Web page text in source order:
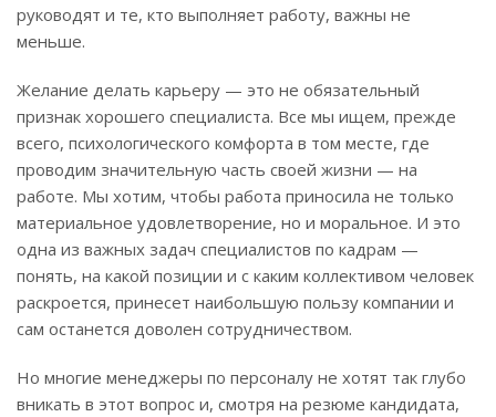
руководят и те, кто выполняет работу, важны не
меньше.
Желание делать карьеру — это не обязательный
признак хорошего специалиста. Все мы ищем, прежде
всего, психологического комфорта в том месте, где
проводим значительную часть своей жизни — на
работе. Мы хотим, чтобы работа приносила не только
материальное удовлетворение, но и моральное. И это
одна из важных задач специалистов по кадрам —
понять, на какой позиции и с каким коллективом человек
раскроется, принесет наибольшую пользу компании и
сам останется доволен сотрудничеством.
Но многие менеджеры по персоналу не хотят так глубо
вникать в этот вопрос и, смотря на резюме кандидата,